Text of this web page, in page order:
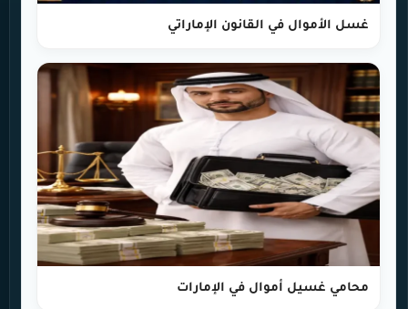
غسل الأموال في القانون الإماراتي
محامي غسيل أموال في الإمارات